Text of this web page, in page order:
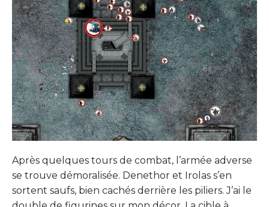
Après quelques tours de combat, l’armée adverse
se trouve démoralisée. Denethor et Irolas s’en
sortent saufs, bien cachés derrière les piliers. J’ai le